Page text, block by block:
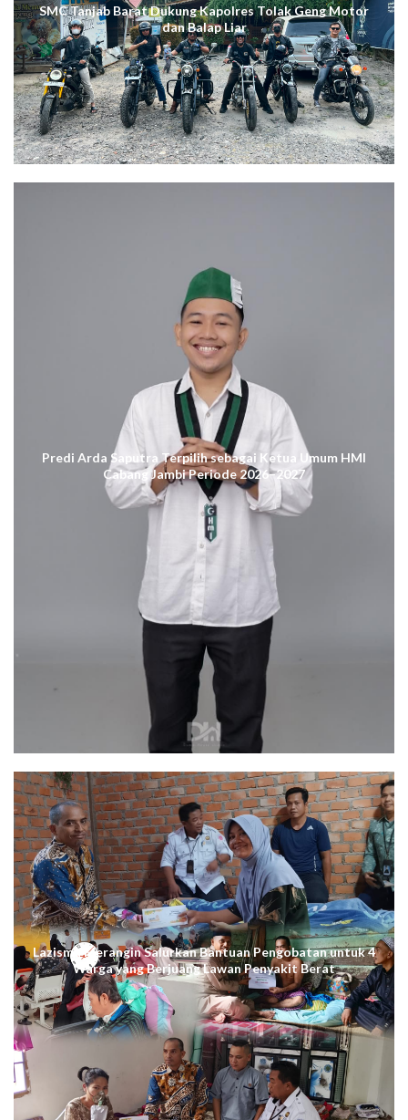
SMC Tanjab Barat Dukung Kapolres Tolak Geng Motor
dan Balap Liar
Predi Arda Saputra Terpilih sebagai Ketua Umum HMI
Cabang Jambi Periode 2026–2027
Lazismu Merangin Salurkan Bantuan Pengobatan untuk 4
Warga yang Berjuang Lawan Penyakit Berat